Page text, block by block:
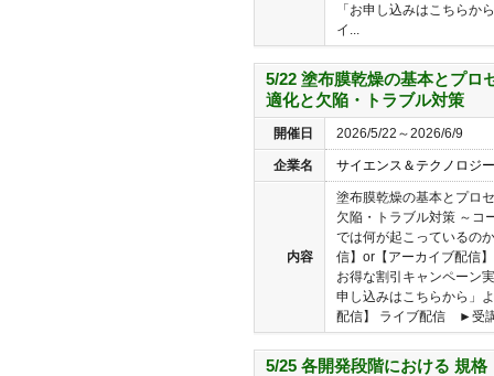
「お申し込みはこちらか
イ...
5/22 塗布膜乾燥の基本とプロ
適化と欠陥・トラブル対策
開催日 2026/5/22～2026/6/9
企業名 サイエンス＆テクノロジ
内容
塗布膜乾燥の基本とプロ
欠陥・トラブル対策 ～コ
では何が起こっているの
信】or【アーカイブ配信
お得な割引キャンペーン
申し込みはこちらから」
配信】 ライブ配信 ►受
5/25 各開発段階における 規